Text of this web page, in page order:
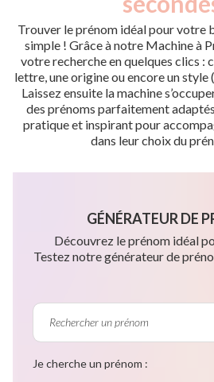
Trouver le prénom idéal pour votre
simple ! Grâce à notre Machine à
votre recherche en quelques clics :
lettre, une origine ou encore un
Laissez ensuite la machine
des prénoms parfaitement
pratique et inspirant pour
dans leur choix du
GÉNÉRATEUR DE
Découvrez le prénom idéal
Testez notre générateur de
Je cherche un prénom :